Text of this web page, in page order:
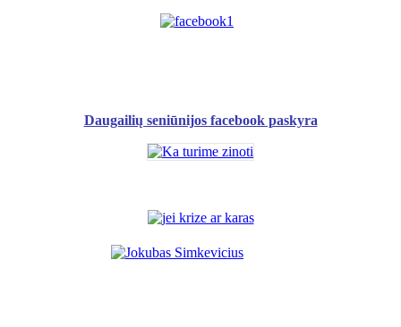
Daugailių seniūnijos facebook paskyra